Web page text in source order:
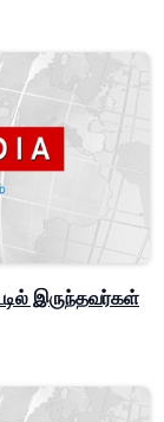
இருந்தவர்கள்